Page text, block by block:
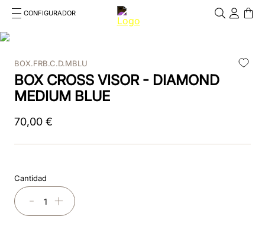
CONFIGURADOR
Cosa stai cercando?
1.cromo
2 chromo 2 0
3.frontale
front insert
6.cascos
BOX.FRB.C.D.MBLU
BOX CROSS VISOR - DIAMOND
MEDIUM BLUE
70,00 €
Cantidad
＋
－